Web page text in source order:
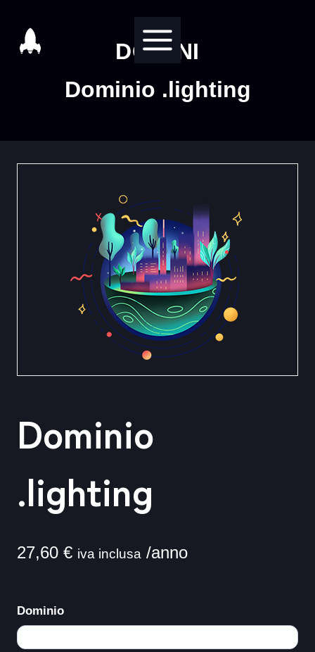
contenuto
DOMINI
Dominio .lighting
Dominio
.lighting
27,60 € iva inclusa /anno
Dominio